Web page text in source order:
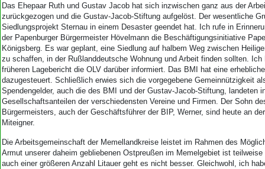
Das Ehepaar Ruth und Gustav Jacob hat sich inzwischen ganz aus der
zurückgezogen und die Gustav-Jacob-Stiftung aufgelöst. Der wesentliche
Siedlungsprojekt Sternau in einem Desaster geendet hat. Ich rufe in
der Papenburger Bürgermeister Hövelmann die Beschäftigungsinitiative
Königsberg. Es war geplant, eine Siedlung auf halbem Weg zwischen
zu schaffen, in der Rußlanddeutsche Wohnung und Arbeit finden sollten. Ich
früheren Lagebericht die OLV darüber informiert. Das BMI hat eine
dazugesteuert. Schließlich erwies sich die vorgegebene Gemeinnützigkeit
Spendengelder, auch die des BMI und der Gustav-Jacob-Stiftung, landeten
Gesellschaftsanteilen der verschiedensten Vereine und Firmen. Der Sohn
Bürgermeisters, auch der Geschäftsführer der BIP, Werner, sind heute an
Miteigner.
Die Arbeitsgemeinschaft der Memellandkreise leistet im Rahmen des
Armut unserer daheim gebliebenen Ostpreußen im Memelgebiet ist
auch einer größeren Anzahl Litauer geht es nicht besser. Gleichwohl, ich